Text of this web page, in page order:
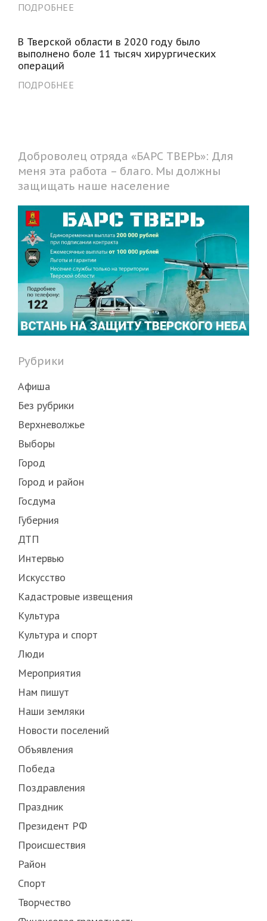
ПОДРОБНЕЕ
В Тверской области в 2020 году было
выполнено боле 11 тысяч хирургических
операций
ПОДРОБНЕЕ
Доброволец отряда «БАРС ТВЕРЬ»: Для
меня эта работа – благо. Мы должны
защищать наше население
Рубрики
Афиша
Без рубрики
Верхневолжье
Выборы
Город
Город и район
Госдума
Губерния
ДТП
Интервью
Искусство
Кадастровые извещения
Культура
Культура и спорт
Люди
Мероприятия
Нам пишут
Наши земляки
Новости поселений
Объявления
Победа
Поздравления
Праздник
Президент РФ
Происшествия
Район
Спорт
Творчество